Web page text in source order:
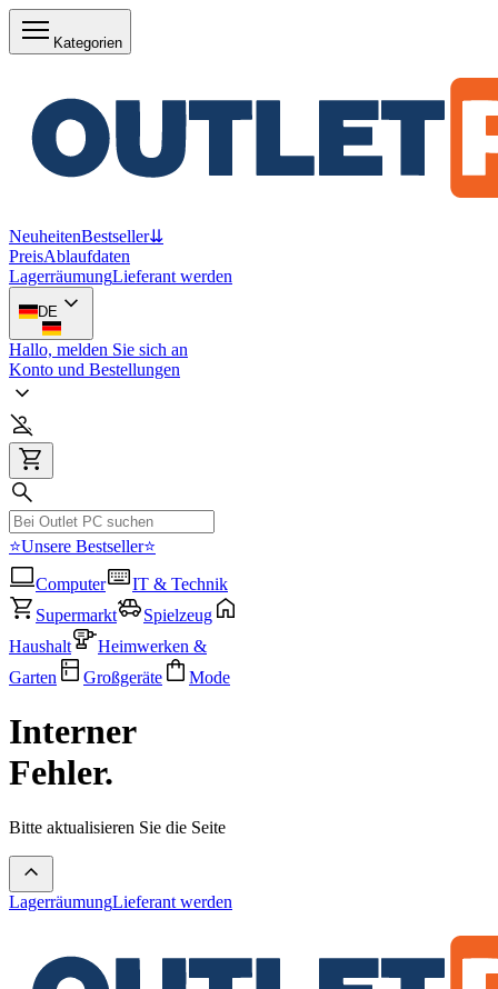
Kategorien
NeuheitenBestseller⇊
PreisAblaufdaten
LagerräumungLieferant werden
DE
Hallo, melden Sie sich an
Konto und Bestellungen
⭐Unsere Bestseller⭐
Computer
IT & Technik
Supermarkt
Spielzeug
Haushalt
Heimwerken &
Garten
Großgeräte Mode
Interner
Fehler.
Bitte aktualisieren Sie die Seite
LagerräumungLieferant werden